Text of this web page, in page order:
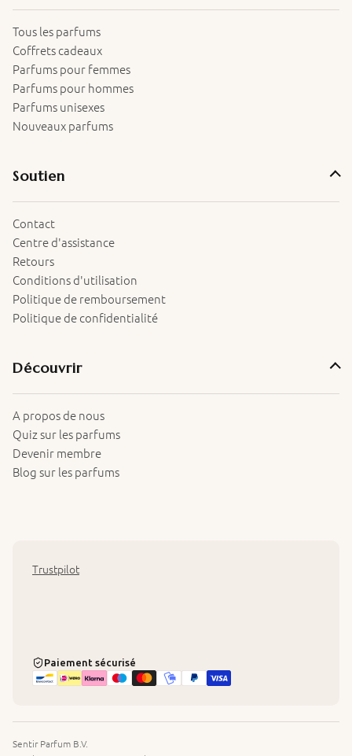
Tous les parfums
Coffrets cadeaux
Parfums pour femmes
Parfums pour hommes
Parfums unisexes
Nouveaux parfums
Soutien
Contact
Centre d'assistance
Retours
Conditions d'utilisation
Politique de remboursement
Politique de confidentialité
Découvrir
A propos de nous
Quiz sur les parfums
Devenir membre
Blog sur les parfums
Trustpilot
Paiement sécurisé
Sentir Parfum B.V.